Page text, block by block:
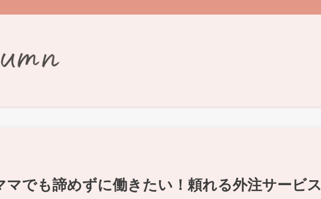
マでも諦めずに働きたい！頼れる外注サービス